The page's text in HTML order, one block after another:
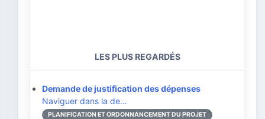
LES PLUS REGARDÉS
Demande de justification des dépenses
Naviguer dans la de…
PLANIFICATION ET ORDONNANCEMENT DU PROJET